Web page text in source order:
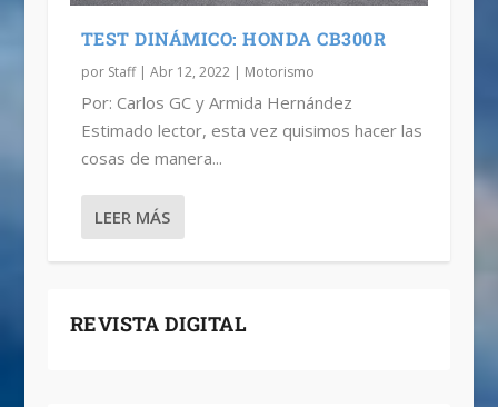
TEST DINÁMICO: HONDA CB300R
por Staff| Abr 12, 2022| Motorismo
Por: Carlos GC y Armida Hernández
Estimado lector, esta vez quisimos hacer las
cosas de manera...
LEER MÁS
REVISTA DIGITAL